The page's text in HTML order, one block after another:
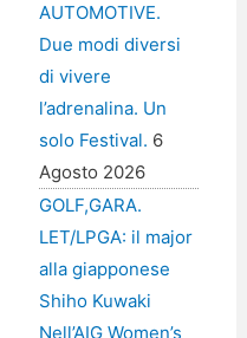
AUTOMOTIVE.
Due modi diversi
di vivere
l’adrenalina. Un
solo Festival. 6
Agosto 2026
GOLF,GARA.
LET/LPGA: il major
alla giapponese
Shiho Kuwaki
Nell’AIG Women’s